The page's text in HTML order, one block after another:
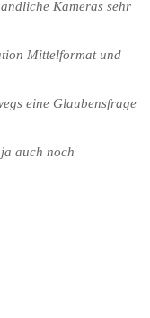
Kameras sehr
Mittelformat und
eine Glaubensfrage
auch noch